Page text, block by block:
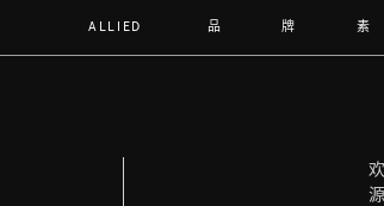
ALLIED 品牌